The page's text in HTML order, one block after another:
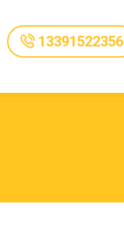
13391522356